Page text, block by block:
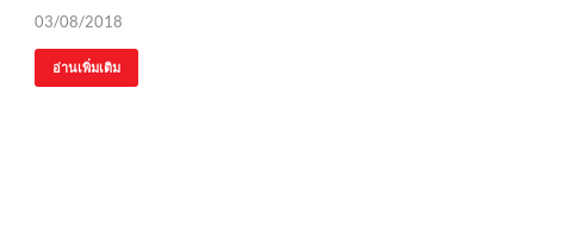
03/08/2018
อ่านเพิ่มเติม